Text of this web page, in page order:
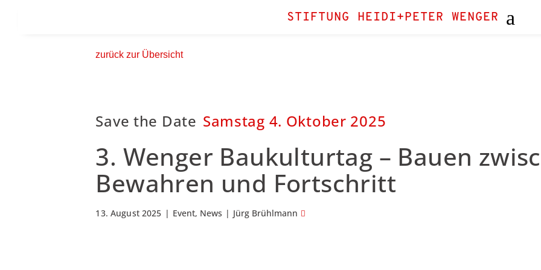
STIFTUNG HEIDI+PETER WENGER
zurück zur Übersicht
Save the Date Samstag 4. Oktober 2025
3. Wenger Baukulturtag – Bauen
Bewahren und Fortschritt
13. August 2025 | Event, News | Jürg Brühlmann